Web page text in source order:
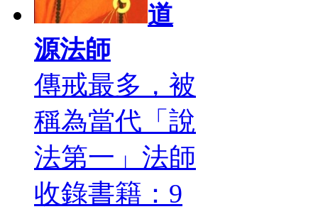
道
源法師
傳戒最多，被
稱為當代「說
法第一」法師
收錄書籍：9